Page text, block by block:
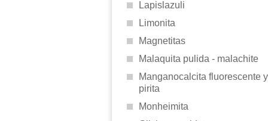
Lapislazuli
Limonita
Magnetitas
Malaquita pulida - malachite
Manganocalcita fluorescente y
pirita
Monheimita